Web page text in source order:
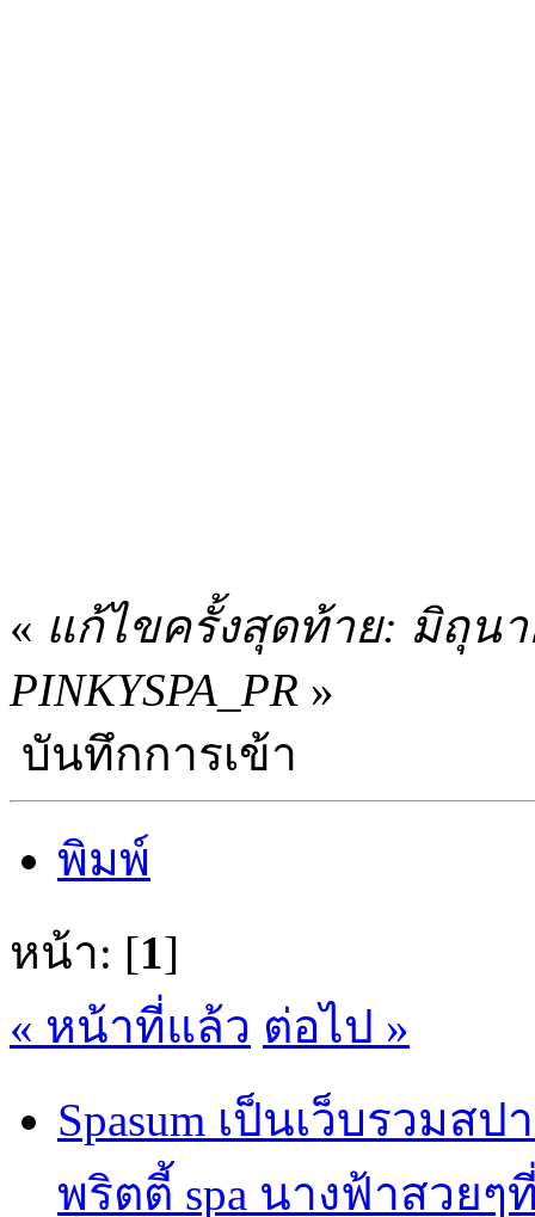
« แก้ไขครั้งสุดท้าย: มิถุนา
PINKYSPA_PR »
บันทึกการเข้า
พิมพ์
หน้า: [1]
« หน้าที่แล้ว ต่อไป »
Spasum เป็นเว็บรวม
พริตตี้ spa นางฟ้าสวย